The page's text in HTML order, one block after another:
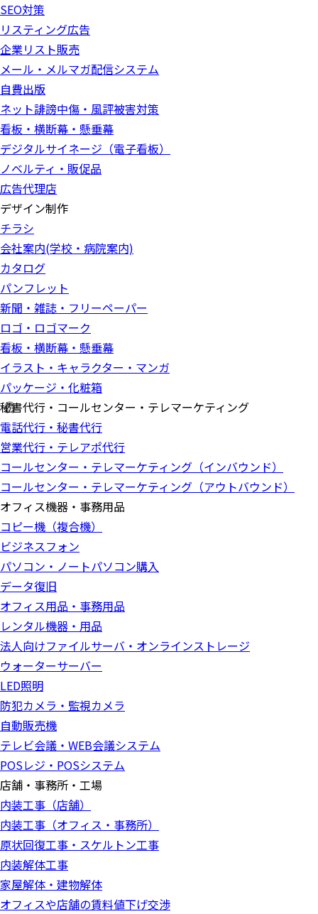
SEO対策
リスティング広告
企業リスト販売
メール・メルマガ配信システム
自費出版
ネット誹謗中傷・風評被害対策
看板・横断幕・懸垂幕
デジタルサイネージ（電子看板）
ノベルティ・販促品
広告代理店
デザイン制作
チラシ
会社案内(学校・病院案内)
カタログ
パンフレット
新聞・雑誌・フリーペーパー
ロゴ・ロゴマーク
看板・横断幕・懸垂幕
イラスト・キャラクター・マンガ
パッケージ・化粧箱
秘書代行・コールセンター・テレマーケティング
電話代行・秘書代行
営業代行・テレアポ代行
コールセンター・テレマーケティング（インバウンド）
コールセンター・テレマーケティング（アウトバウンド）
オフィス機器・事務用品
コピー機（複合機）
ビジネスフォン
パソコン・ノートパソコン購入
データ復旧
オフィス用品・事務用品
レンタル機器・用品
法人向けファイルサーバ・オンラインストレージ
ウォーターサーバー
LED照明
防犯カメラ・監視カメラ
自動販売機
テレビ会議・WEB会議システム
POSレジ・POSシステム
店舗・事務所・工場
内装工事（店舗）
内装工事（オフィス・事務所）
原状回復工事・スケルトン工事
内装解体工事
家屋解体・建物解体
オフィスや店舗の賃料値下げ交渉